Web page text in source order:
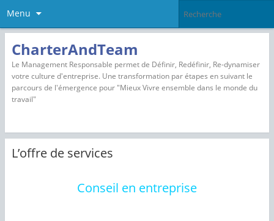
Menu
CharterAndTeam
Le Management Responsable permet de Définir, Redéfinir, Re-dynamiser
votre culture d'entreprise. Une transformation par étapes en suivant le
parcours de l'émergence pour "Mieux Vivre ensemble dans le monde du
travail"
L’offre de services
Conseil en entreprise